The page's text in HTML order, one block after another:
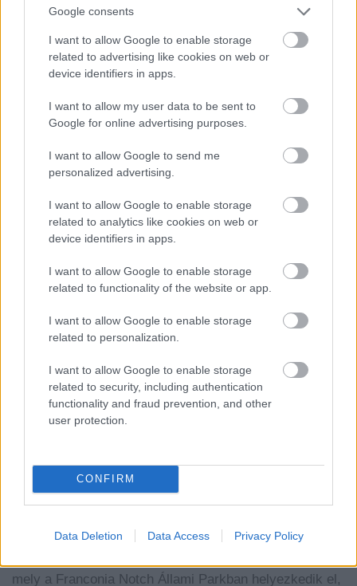
Google consents
I want to allow Google to enable storage
related to advertising like cookies on web or
device identifiers in apps.
I want to allow my user data to be sent to
Google for online advertising purposes.
I want to allow Google to send me
personalized advertising.
I want to allow Google to enable storage
related to analytics like cookies on web or
device identifiers in apps.
I want to allow Google to enable storage
related to functionality of the website or app.
I want to allow Google to enable storage
related to personalization.
I want to allow Google to enable storage
related to security, including authentication
functionality and fraud prevention, and other
user protection.
CONFIRM
Data Deletion Data Access Privacy Policy
hasonlítható Caddo-tó Texas és Louisiana határán
helyezkedik el egy hatalmas, 102.8 km²-es mocsaras-
erdős területen. A geológusok szerint a tó egy
földrengés következtében keletkezett még a 19. század
elején, ezért áll vízben Texas (valamint az USA) egyik
legnagyobb Európai ciprusfából álló erdőterülete. A tó
nagy népszerűségnek örvend a környékbeli családok
szabadon lehet úszkálni is, de azért az itt élő
aligátorokkal nem árt vigyázni!
A New Hampshireben található Flume Gorgeról még
egyáltalán nem volt szó a honlapon, ezért nagy
kommenten keresztül ajánlottátok a figyelmembe! Egy
mely a Franconia Notch Állami Parkban helyezkedik el,